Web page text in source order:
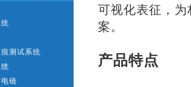
测试系统
镜
可视化表征，
案。
产品特点